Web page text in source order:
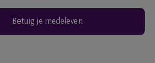
Betuig je medeleven